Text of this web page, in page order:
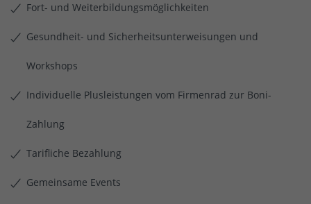
Fort- und Weiterbildungsmöglichkeiten
Gesundheit- und Sicherheitsunterweisungen und
Workshops
Individuelle Plusleistungen vom Firmenrad zur Boni-
Zahlung
Tarifliche Bezahlung
Gemeinsame Events